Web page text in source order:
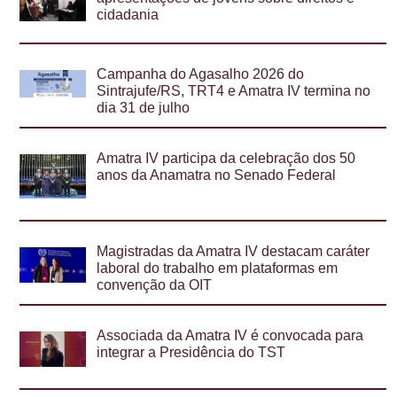
cidadania
Campanha do Agasalho 2026 do
Sintrajufe/RS, TRT4 e Amatra IV termina no
dia 31 de julho
Amatra IV participa da celebração dos 50
anos da Anamatra no Senado Federal
Magistradas da Amatra IV destacam caráter
laboral do trabalho em plataformas em
convenção da OIT
Associada da Amatra IV é convocada para
integrar a Presidência do TST